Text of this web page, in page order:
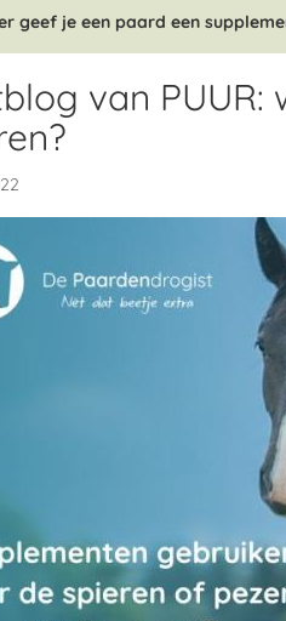
geef je een paard een
van